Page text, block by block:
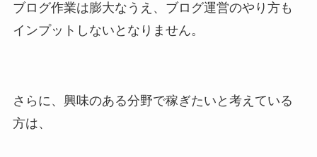
ブログ作業は膨大なうえ、ブログ運営のやり方も
インプットしないとなりません。
さらに、興味のある分野で稼ぎたいと考えている
方は、